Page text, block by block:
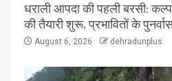
धराली आपदा की पहली बरसी: कल्प
की तैयारी शुरू, प्रभावितों के
August 6, 2026 dehradunplus